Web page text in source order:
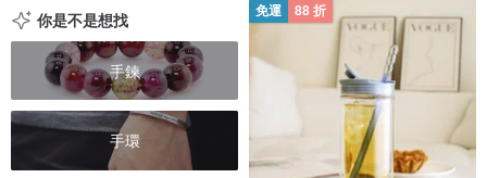
你是不是想找
手鍊
手環
免運 88 折